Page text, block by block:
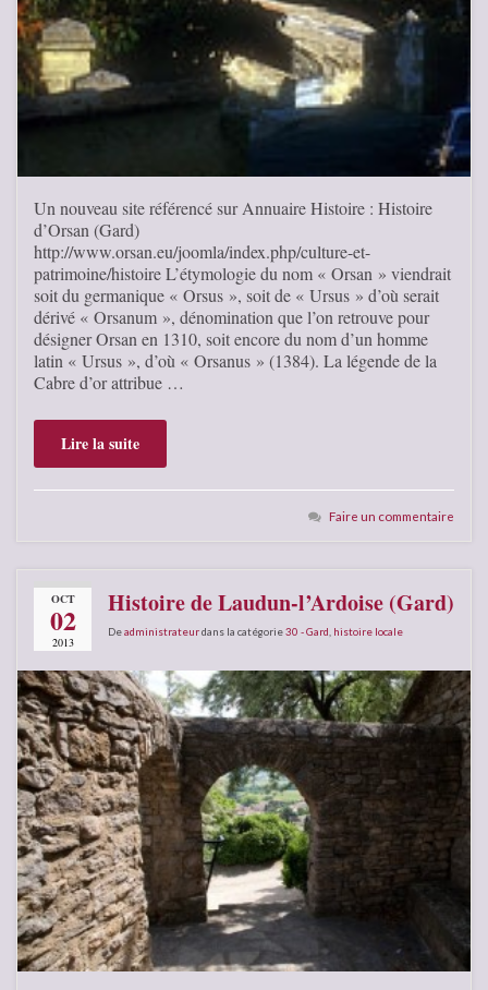
Un nouveau site référencé sur Annuaire Histoire : Histoire
d’Orsan (Gard)
http://www.orsan.eu/joomla/index.php/culture-et-
patrimoine/histoire L’étymologie du nom « Orsan » viendrait
soit du germanique « Orsus », soit de « Ursus » d’où serait
dérivé « Orsanum », dénomination que l’on retrouve pour
désigner Orsan en 1310, soit encore du nom d’un homme
latin « Ursus », d’où « Orsanus » (1384). La légende de la
Cabre d’or attribue …
Lire la suite
Faire un commentaire
OCT
02
2013
Histoire de Laudun-l’Ardoise (Gard)
Deadministrateurdans la catégorie30 - Gard, histoire locale